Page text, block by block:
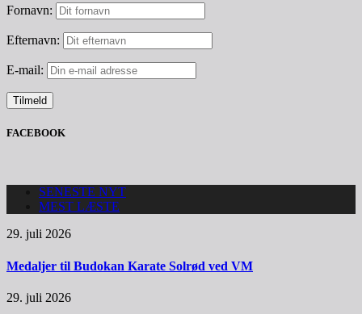
Fornavn:
Efternavn:
E-mail:
FACEBOOK
SENESTE NYT
MEST LÆSTE
29. juli 2026
Medaljer til Budokan Karate Solrød ved VM
29. juli 2026